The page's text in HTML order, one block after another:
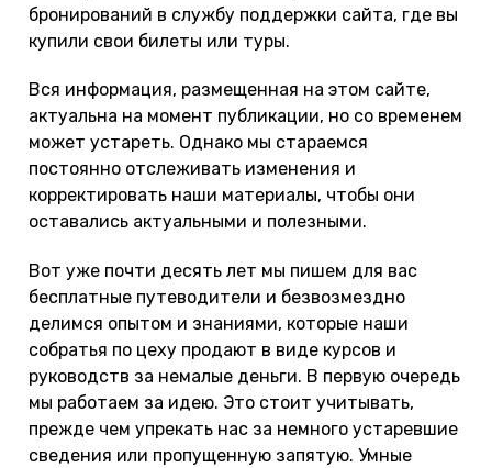
бронирований в службу поддержки сайта, где вы
купили свои билеты или туры.
Вся информация, размещенная на этом сайте,
актуальна на момент публикации, но со временем
может устареть. Однако мы стараемся
постоянно отслеживать изменения и
корректировать наши материалы, чтобы они
оставались актуальными и полезными.
Вот уже почти десять лет мы пишем для вас
бесплатные путеводители и безвозмездно
делимся опытом и знаниями, которые наши
собратья по цеху продают в виде курсов и
руководств за немалые деньги. В первую очередь
мы работаем за идею. Это стоит учитывать,
прежде чем упрекать нас за немного устаревшие
сведения или пропущенную запятую. Умные